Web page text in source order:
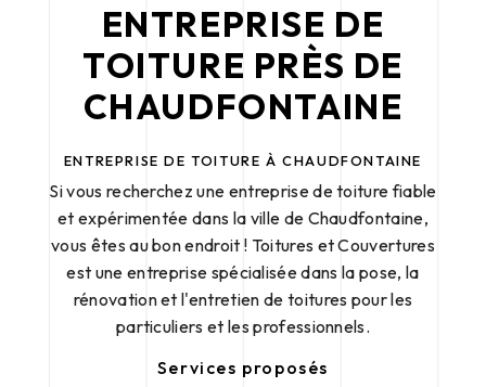
ENTREPRISE DE
TOITURE PRÈS DE
CHAUDFONTAINE
ENTREPRISE DE TOITURE À CHAUDFONTAINE
Si vous recherchez une entreprise de toiture fiable
et expérimentée dans la ville de Chaudfontaine,
vous êtes au bon endroit ! Toitures et Couvertures
est une entreprise spécialisée dans la pose, la
rénovation et l'entretien de toitures pour les
particuliers et les professionnels.
Services proposés